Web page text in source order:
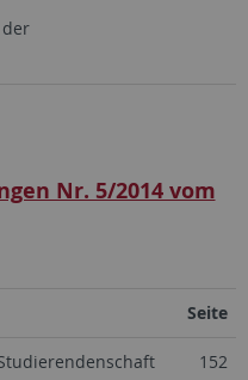
Nr. 5/2014 vom
Seite
152